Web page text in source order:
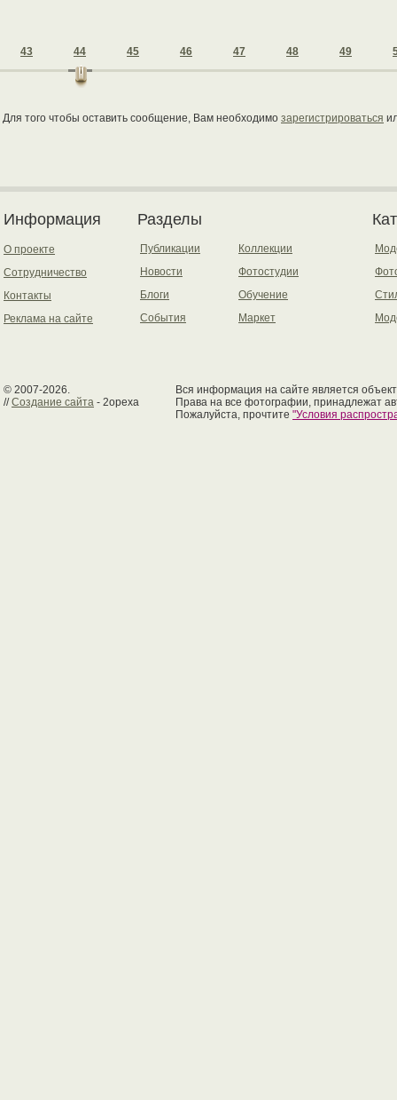
43 44 45 46 47 48 49
Для того чтобы оставить сообщение, Вам необходимо зарегистрироваться
Информация
О проекте
Сотрудничество
Контакты
Реклама на сайте
Разделы
Публикации
Новости
Блоги
События
Коллекции
Фотостудии
Обучение
Маркет
© 2007-2026.
//Создание сайта - 2opexa
Вся информация на сайте является
Права на все фотографии, принадлежат
Пожалуйста, прочтите "Условия